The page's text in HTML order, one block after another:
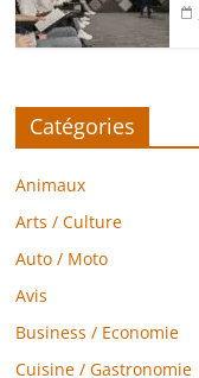
Catégories
Animaux
Arts / Culture
Auto / Moto
Avis
Business / Economie
Cuisine / Gastronomie